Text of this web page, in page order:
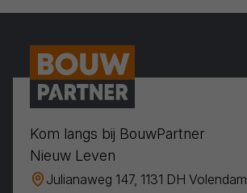
Kom langs bij BouwPartner
Nieuw Leven
Julianaweg 147, 1131 DH Volendam